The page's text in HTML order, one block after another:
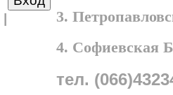
3.
4. Софиевская
тел.